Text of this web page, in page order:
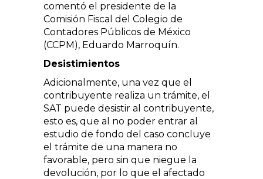
comentó el presidente de la
Comisión Fiscal del Colegio de
Contadores Públicos de México
(CCPM), Eduardo Marroquín.
Desistimientos
Adicionalmente, una vez que el
contribuyente realiza un trámite, el
SAT puede desistir al contribuyente,
esto es, que al no poder entrar al
estudio de fondo del caso concluye
el trámite de una manera no
favorable, pero sin que niegue la
devolución, por lo que el afectado